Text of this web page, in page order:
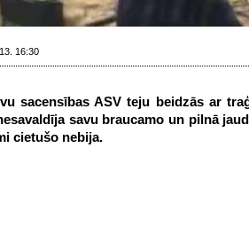
16:30
sacensības ASV teju beidzās ar
savu braucamo un pilnā
cietušo nebija.